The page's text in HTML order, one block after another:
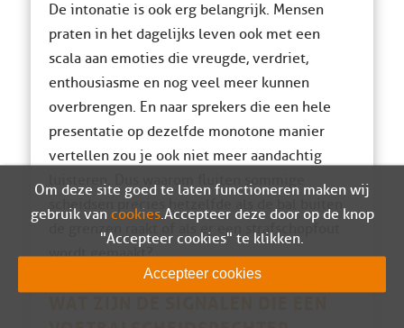
De intonatie is ook erg belangrijk. Mensen
praten in het dagelijks leven ook met een
scala aan emoties die vreugde, verdriet,
enthousiasme en nog veel meer kunnen
overbrengen. En naar sprekers die een hele
presentatie op dezelfde monotone manier
vertellen zou je ook niet meer aandachtig
luisteren. Dus waarom fluiten sommige
scheidsen precies hetzelfde als de bal buiten
de grenzen raakt of als er een strafschopfout
wordt gemaakt?
WAT ZIJN DE SIGNALEN DIE EEN
Om deze site goed te laten functioneren maken wij
gebruik van cookies. Accepteer deze door op de knop
"Accepteer cookies" te klikken.
Accepteer cookies